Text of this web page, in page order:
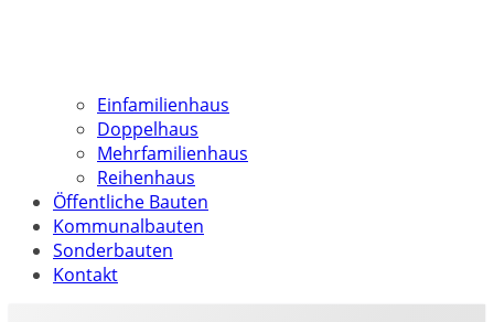
Einfamilienhaus
Doppelhaus
Mehrfamilienhaus
Reihenhaus
Öffentliche Bauten
Kommunalbauten
Sonderbauten
Kontakt